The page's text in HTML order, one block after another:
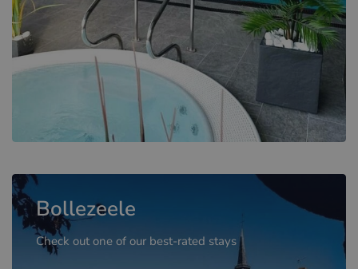
Bollezeele
Check out one of our best-rated stays